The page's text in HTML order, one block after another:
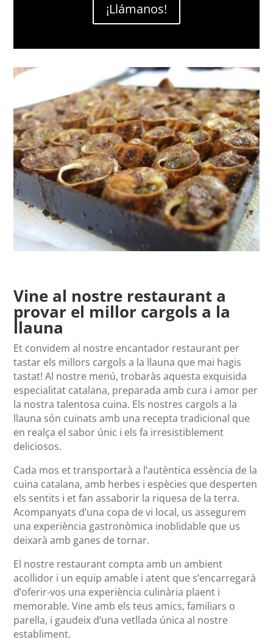
¡Llámanos!
Vine al nostre restaurant a
provar el millor cargols a la
llauna
Et convidem al nostre encantador restaurant per
tastar els millors cargols a la llauna que mai hagis
tastat! Al nostre menú, trobaràs aquesta exquisida
especialitat catalana, preparada amb cura i amor per
la nostra talentosa cuina. Els nostres cargols a la
llauna són cuinats amb una recepta tradicional que
en realça el sabor únic i els fa irresistiblement
deliciosos.
Cada mos et transportarà a l’autèntica essència de la
cuina catalana, amb herbes i espècies que desperten
els sentits i et fan assaborir la riquesa de la terra.
Acompanyats d’una copa de vi local, us assegurem
una experiència gastronòmica inoblidable que us
deixarà amb ganes de tornar.
El nostre restaurant compta amb un ambient
acollidor i un equip amable i atent que s’encarregarà
d’oferir-vos una experiència culinària plaent i
memorable. Vine amb els teus amics, familiars o
parella, i gaudeix d’una vetllada única al nostre
establiment.